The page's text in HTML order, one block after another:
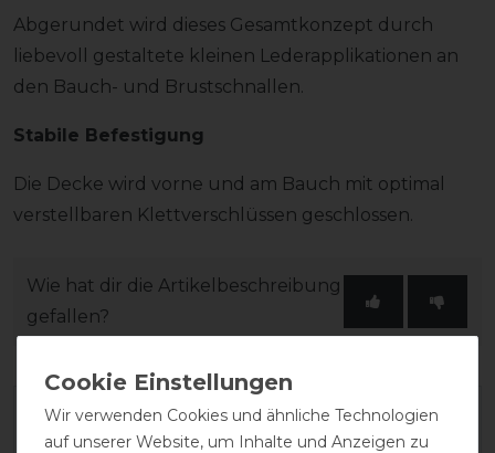
Abgerundet wird dieses Gesamtkonzept durch
liebevoll gestaltete kleinen Lederapplikationen an
den Bauch- und Brustschnallen.
Stabile Befestigung
Die Decke wird vorne und am Bauch mit optimal
verstellbaren Klettverschlüssen geschlossen.
Wie hat dir die Artikelbeschreibung
gefallen?
Wir verwenden Cookies und ähnliche Technologien
auf unserer Website, um Inhalte und Anzeigen zu